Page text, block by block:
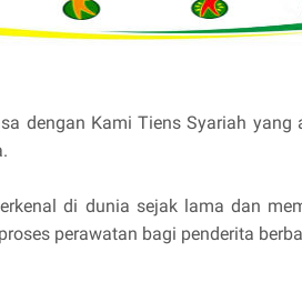
dengan Kami Tiens Syariah yang
di dunia sejak lama dan
perawatan bagi penderita